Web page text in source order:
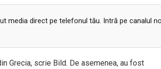
media direct pe telefonul tău. Intră pe canalul
Grecia, scrie Bild. De asemenea, au fost